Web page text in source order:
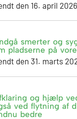
den 16. april 2026
smerter og
pladserne på
den 31. marts
og hjælp
ved flytning af
bedre